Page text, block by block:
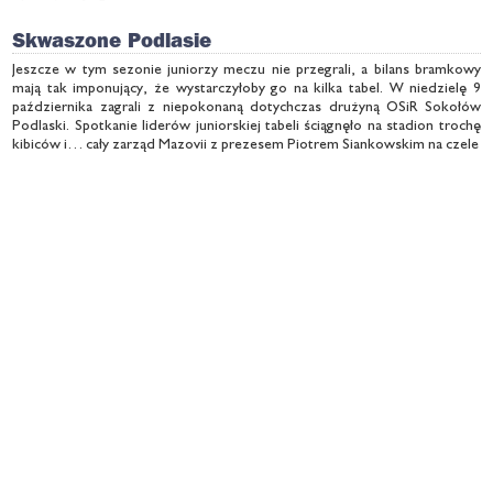
Skwaszone Podlasie
Jeszcze w tym sezonie juniorzy meczu nie przegrali, a bilans bramkowy
mają tak imponujący, że wystarczyłoby go na kilka tabel. W niedzielę 9
października zagrali z niepokonaną dotychczas drużyną OSiR Sokołów
Podlaski. Spotkanie liderów juniorskiej tabeli ściągnęło na stadion trochę
kibiców i… cały zarząd Mazovii z prezesem Piotrem Siankowskim na czele